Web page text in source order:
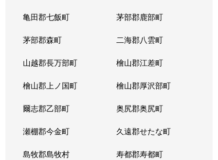
亀田郡七飯町 茅部郡鹿部町
茅部郡森町 二海郡八雲町
山越郡長万部町 檜山郡江差町
檜山郡上ノ国町 檜山郡厚沢部町
爾志郡乙部町 奥尻郡奥尻町
瀬棚郡今金町 久遠郡せたな町
島牧郡島牧村 寿都郡寿都町